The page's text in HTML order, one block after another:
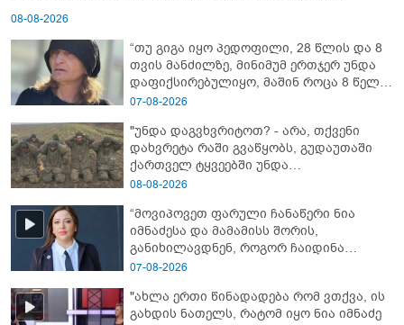
08-08-2026
“თუ გიგა იყო პედოფილი, 28 წლის და 8
თვის მანძილზე, მინიმუმ ერთჯერ უნდა
დაფიქსირებულიყო, მაშინ როცა 8 წელი
ამზადებდა მოსწავლეებს! - იპოვონ ერთი
ავიწროებდა” - ეკა კუპატაძე
07-08-2026
"უნდა დაგვხვრიტოთ? - არა, თქვენი
დახვრეტა რაში გვაწყობს, გუდაუთაში
ქართველ ტყვეებში უნდა
გადაგცვალოთ..."
08-08-2026
“მოვიპოვეთ ფარული ჩანაწერი ნია
იმნაძესა და მამამისს შორის,
განიხილავდნენ, როგორ ჩაიდინა
გაბაშვილმა დანაშაული” - რას ამბობს
07-08-2026
"ახლა ერთი წინადადება რომ ვთქვა, ის
გახდის ნათელს, რატომ იყო ნია იმნაძე